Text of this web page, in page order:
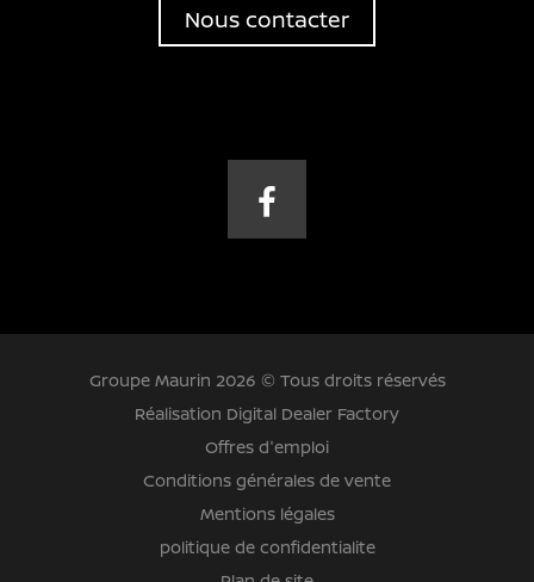
Nous contacter
Groupe Maurin 2026 © Tous droits réservés
Réalisation Digital Dealer Factory
Offres d'emploi
Conditions générales de vente
Mentions légales
politique de confidentialite